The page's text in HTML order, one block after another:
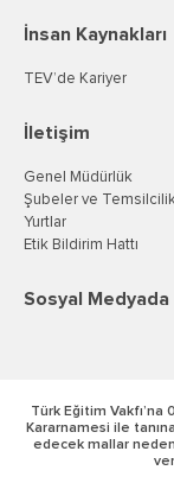
İnsan Kaynakları
TEV’de Kariyer
İletişim
Genel Müdürlük
Şubeler ve
Yurtlar
Etik Bildirim Hattı
Sosyal Medyada
Türk Eğitim
Kararnamesi ile
edecek mallar